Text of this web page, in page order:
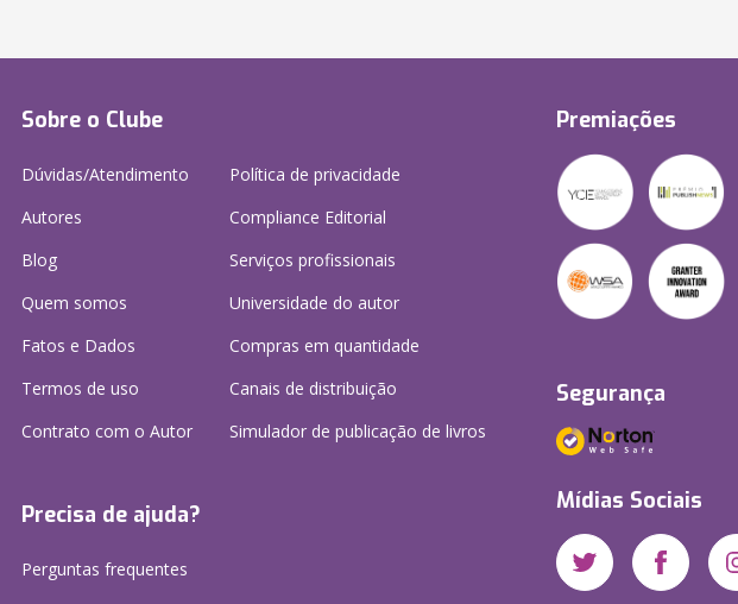
Sobre o Clube
Dúvidas/Atendimento
Autores
Blog
Quem somos
Fatos e Dados
Termos de uso
Contrato com o Autor
Política de privacidade
Compliance Editorial
Serviços profissionais
Universidade do autor
Compras em quantidade
Canais de distribuição
Simulador de publicação de livros
Precisa de ajuda?
Perguntas frequentes
Premiações
Segurança
Mídias Sociais